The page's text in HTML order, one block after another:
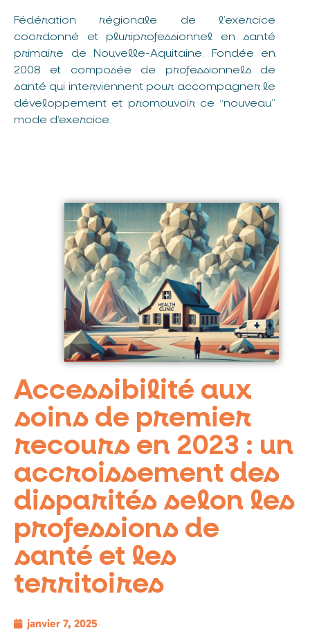
Fédération régionale de l’exercice
coordonné et pluriprofessionnel en santé
primaire de Nouvelle-Aquitaine. Fondée en
2008 et composée de professionnels de
santé qui interviennent pour accompagner le
développement et promouvoir ce “nouveau”
mode d’exercice.
Accessibilité aux
soins de premier
recours en 2023 : un
accroissement des
disparités selon les
professions de
santé et les
territoires
janvier 7, 2025